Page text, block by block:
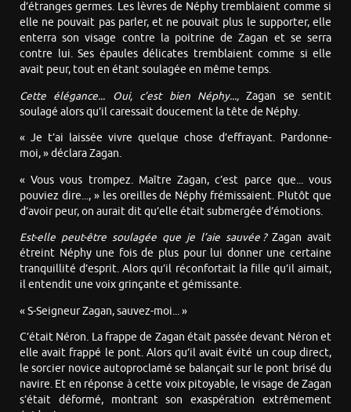
d’étranges germes. Les lèvres de Néphy tremblaient comme si
elle ne pouvait pas parler, et ne pouvait plus le supporter, elle
enterra son visage contre la poitrine de Zagan et se serra
contre lui. Ses épaules délicates tremblaient comme si elle
avait peur, tout en étant soulagée en même temps.
Cette élégance... Oui, c’est bien Néphy...,Zagan se sentit
soulagé alors qu’il caressait doucement la tête de Néphy.
« Je t’ai laissée vivre quelque chose d’effrayant. Pardonne-
moi, » déclara Zagan.
« Vous vous trompez. Maître Zagan, c’est parce que... vous
pouviez dire..., » les oreilles de Néphy frémissaient. Plutôt que
d’avoir peur, on aurait dit qu’elle était submergée d’émotions.
Est-elle peut-être soulagée que je l’aie sauvée ? Zagan avait
étreint Néphy une fois de plus pour lui donner une certaine
tranquillité d’esprit. Alors qu’il réconfortait la fille qu’il aimait,
il entendit une voix grinçante et gémissante.
« S-Seigneur Zagan, sauvez-moi... »
C’était Néron. La frappe de Zagan était passée devant Néron et
elle avait frappé le pont. Alors qu’il avait évité un coup direct,
le sorcier novice autoproclamé se balançait sur le pont brisé du
navire. Et en réponse à cette voix pitoyable, le visage de Zagan
s’était déformé, montrant son exaspération extrêmement